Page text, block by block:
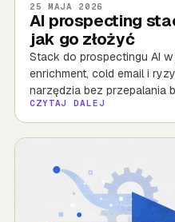
AI prospecting
jak go złożyć
25 MAJA 2026
Stack do prospectingu AI w
enrichment, cold email i
narzędzia bez przepalania
CZYTAJ DALEJ